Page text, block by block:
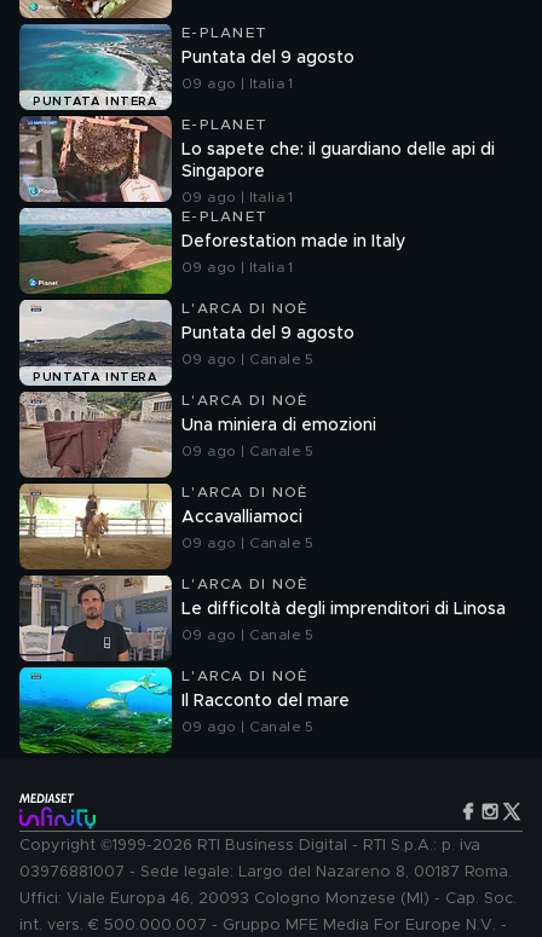
PUNTATA INTERA
E-PLANET
Puntata del 9 agosto
09 ago | Italia 1
E-PLANET
Lo sapete che: il guardiano delle api di
Singapore
09 ago | Italia 1
E-PLANET
Deforestation made in Italy
09 ago | Italia 1
PUNTATA INTERA
L'ARCA DI NOÈ
Puntata del 9 agosto
09 ago | Canale 5
L'ARCA DI NOÈ
Una miniera di emozioni
09 ago | Canale 5
L'ARCA DI NOÈ
Accavalliamoci
09 ago | Canale 5
L'ARCA DI NOÈ
Le difficoltà degli imprenditori di Linosa
09 ago | Canale 5
L'ARCA DI NOÈ
Il Racconto del mare
09 ago | Canale 5
Copyright ©1999-2026 RTI Business Digital - RTI S.p.A.: p. iva
03976881007 - Sede legale: Largo del Nazareno 8, 00187 Roma.
Uffici: Viale Europa 46, 20093 Cologno Monzese (MI) - Cap. Soc.
int. vers. € 500.000.007 - Gruppo MFE Media For Europe N.V. -